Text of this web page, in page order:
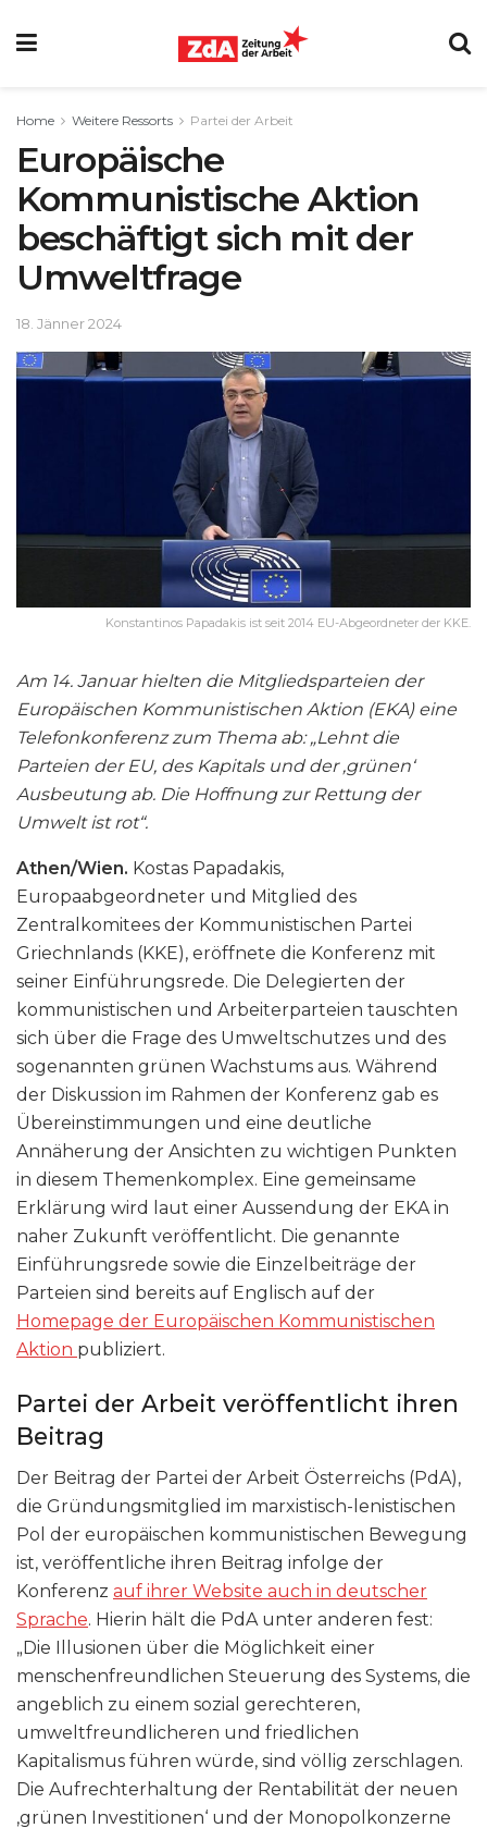
Home Weitere Ressorts Partei der Arbeit
Europäische
Kommunistische Aktion
beschäftigt sich mit der
Umweltfrage
18. Jänner 2024
Konstantinos Papadakis ist seit 2014 EU-Abgeordneter der KKE.
Am 14. Januar hielten die Mitgliedsparteien der
Europäischen Kommunistischen Aktion (EKA) eine
Telefonkonferenz zum Thema ab: „Lehnt die
Parteien der EU, des Kapitals und der ‚grünen‘
Ausbeutung ab. Die Hoffnung zur Rettung der
Umwelt ist rot“.
Athen/Wien. Kostas Papadakis,
Europaabgeordneter und Mitglied des
Zentralkomitees der Kommunistischen Partei
Griechnlands (KKE), eröffnete die Konferenz mit
seiner Einführungsrede. Die Delegierten der
kommunistischen und Arbeiterparteien tauschten
sich über die Frage des Umweltschutzes und des
sogenannten grünen Wachstums aus. Während
der Diskussion im Rahmen der Konferenz gab es
Übereinstimmungen und eine deutliche
Annäherung der Ansichten zu wichtigen Punkten
in diesem Themenkomplex. Eine gemeinsame
Erklärung wird laut einer Aussendung der EKA in
naher Zukunft veröffentlicht. Die genannte
Einführungsrede sowie die Einzelbeiträge der
Parteien sind bereits auf Englisch auf der
Homepage der Europäischen Kommunistischen
Aktion publiziert.
Partei der Arbeit veröffentlicht ihren
Beitrag
Der Beitrag der Partei der Arbeit Österreichs (PdA),
die Gründungsmitglied im marxistisch-lenistischen
Pol der europäischen kommunistischen Bewegung
ist, veröffentliche ihren Beitrag infolge der
Konferenz auf ihrer Website auch in deutscher
Sprache. Hierin hält die PdA unter anderen fest:
„Die Illusionen über die Möglichkeit einer
menschenfreundlichen Steuerung des Systems, die
angeblich zu einem sozial gerechteren,
umweltfreundlicheren und friedlichen
Kapitalismus führen würde, sind völlig zerschlagen.
Die Aufrechterhaltung der Rentabilität der neuen
‚grünen Investitionen‘ und der Monopolkonzerne